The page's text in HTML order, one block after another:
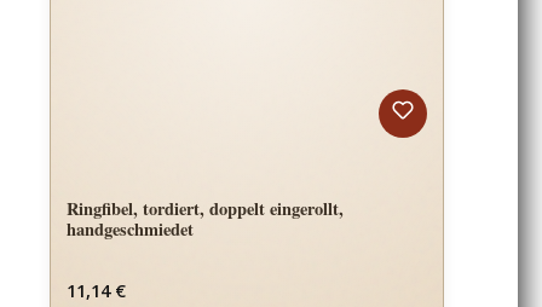
Ringfibel, tordiert, doppelt eingerollt,
handgeschmiedet
Regulärer Preis:
11,14 €